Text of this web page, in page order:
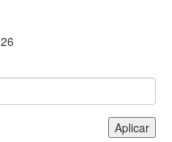
Aplicar